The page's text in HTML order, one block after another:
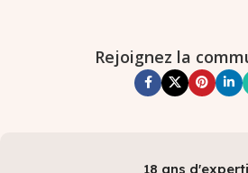
Rejoignez la
18 ans